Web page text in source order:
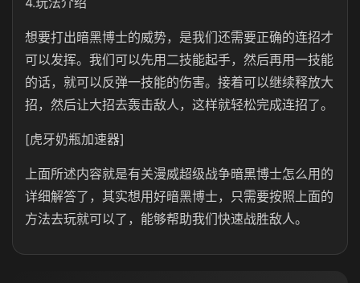
想要打出暗黑博士的威势，是我们还需要正确的连招才
可以发挥。我们可以先用二技能起手，然后再用一技能
的话，就可以反弹一技能的伤害。接着可以继续释放大
招，然后让大招去轰击敌人，这样就轻松完成连招了。
[虎牙奶瓶加速器]
上面所述内容就是有关漫威超级战争暗黑博士怎么用的
详细解答了，其实想用好暗黑博士，只需要按照上面的
方法去玩就可以了，能够帮助我们快速战胜敌人。